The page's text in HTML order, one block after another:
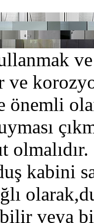
ve
önemli
kabini
veya